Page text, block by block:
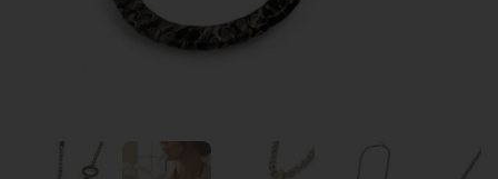
Zeige Folie 1 Zeige Folie 2 Zeige Folie 4